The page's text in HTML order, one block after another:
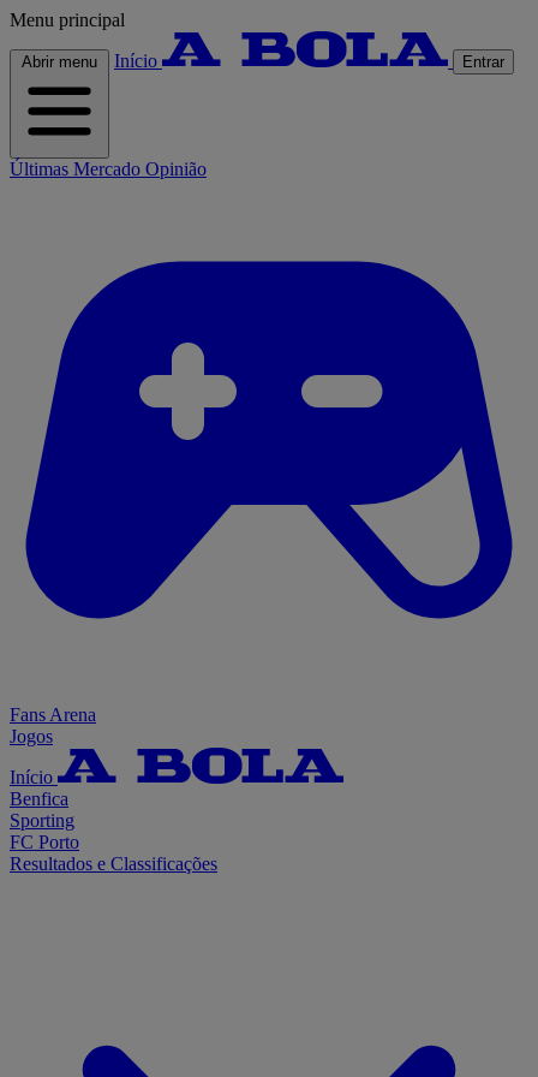
Menu principal
Abrir menu Início Entrar
Últimas Mercado Opinião
Fans Arena
Jogos
Início
Benfica
Sporting
FC Porto
Resultados e Classificações